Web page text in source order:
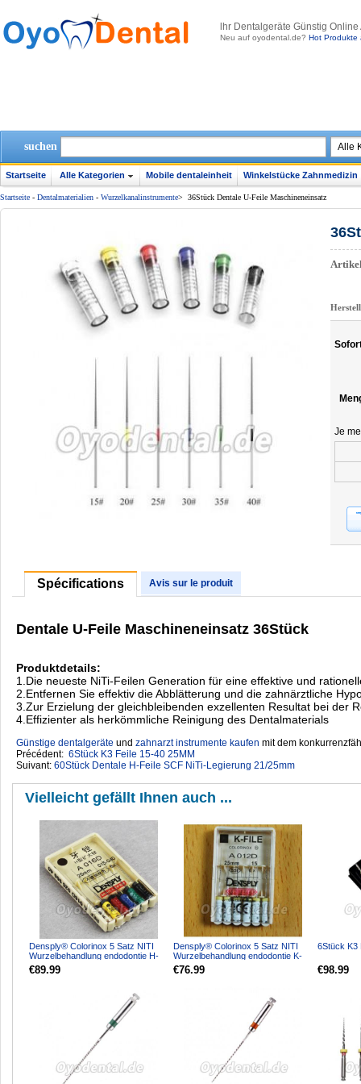
lhr Dentalgeräte Günstig
Neu auf oyodental.de? Hot Produkte
suchen
Startseite Alle Kategorien Mobile dentaleinheit Winkelstücke Zahnmedizin
Startseite - Dentalmaterialien - Wurzelkanalinstrumente> 36Stück Dentale U-Feile Maschineneinsatz
Je
Spécifications Avis sur le produit
Dentale U-Feile Maschineneinsatz 36Stück
Produktdetails:
1.Die neueste NiTi-Feilen Generation für eine effektive und
2.Entfernen Sie effektiv die Abblätterung und die zahnärztliche
3.Zur Erzielung der gleichbleibenden exzellenten Resultat bei der
4.Effizienter als herkömmliche Reinigung des Dentalmaterials
Günstige dentalgeräte ‎ und zahnarzt instrumente kaufen mit dem
Précédent: 6Stück K3 Feile 15-40 25MM
Suivant: 60Stück Dentale H-Feile SCF NiTi-Legierung 21/25mm
Vielleicht gefällt Ihnen auch ...
Densply® Colorinox 5 Satz NITI
Wurzelbehandlung endodontie H-
files #15-#40
€89.99
Densply® Colorinox 5 Satz NITI
Wurzelbehandlung endodontie K-
files #15-#40
€76.99
6Stück K3
€98.99